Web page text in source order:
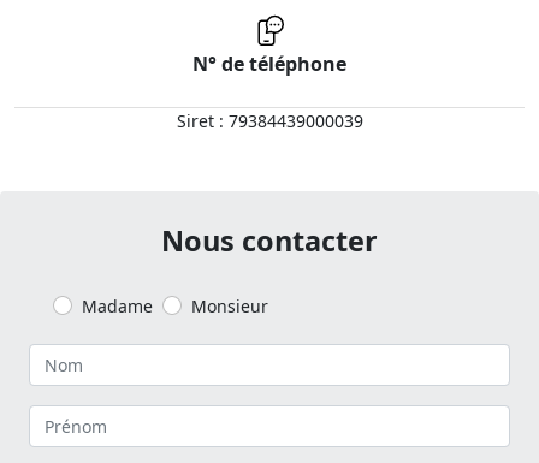
N° de téléphone
Siret : 79384439000039
Nous contacter
Madame Monsieur